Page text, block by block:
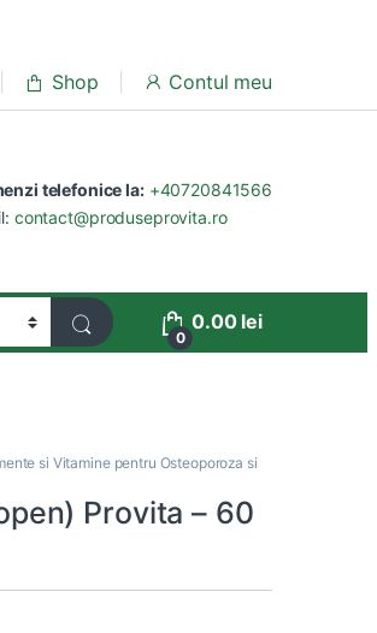
Shop Contul meu
telefonice la: +40720841566
contact@produseprovita.ro
0
0.00 lei
si Vitamine pentru Osteoporoza si
Provita – 60